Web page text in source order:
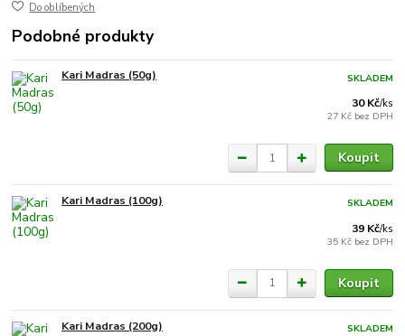
Do oblíbených
Podobné produkty
Kari Madras (50g)
30 Kč/ks
27 Kč bez DPH
SKLADEM
Koupit
Kari Madras (100g)
39 Kč/ks
35 Kč bez DPH
SKLADEM
Koupit
Kari Madras (200g)
SKLADEM